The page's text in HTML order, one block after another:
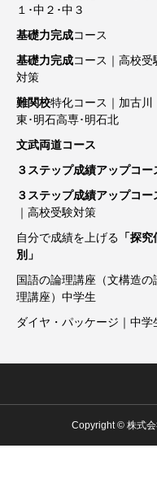
１･中２･中３
基礎力完成コース
基礎力完成コース｜高校受
対策
難関校特化コース｜加古川
東･明石高専･明石北
文武両道コース
３ステップ成績アップコー
３ステップ成績アップコー
｜高校受験対策
自分で成績を上げる 「探究
別」
国語の論理講座（文構造の
理講座）中学生
ダイヤ・パッケージ｜中学
Copyright © 株式